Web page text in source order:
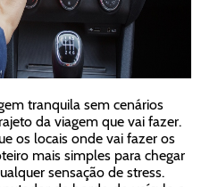
tranquila sem cenários
da viagem que vai fazer.
os locais onde vai fazer os
mais simples para chegar
sensação de stress.